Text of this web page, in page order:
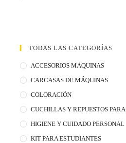
TODAS LAS CATEGORÍAS
ACCESORIOS MÁQUINAS
CARCASAS DE MÁQUINAS
COLORACIÓN
CUCHILLAS Y REPUESTOS
HIGIENE Y CUIDADO PERSONAL
KIT PARA ESTUDIANTES